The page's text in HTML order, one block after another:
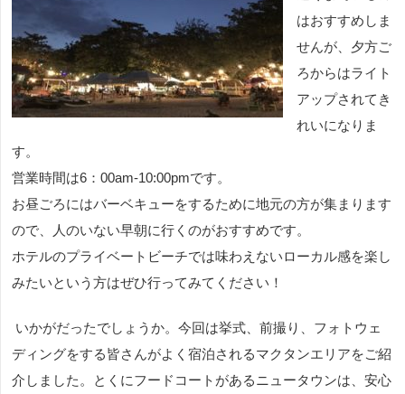
はおすすめしま
せんが、夕方ご
ろからはライト
アップされてき
れいになりま
す。
営業時間は6 ： 00am-10:00pmです。
お昼ごろにはバーベキューをするために地元の方が集まります
ので、人のいない早朝に行くのがおすすめです。
ホテルのプライベートビーチでは味わえないローカル感を楽し
みたいという方はぜひ行ってみてください！
いかがだったでしょうか。今回は挙式、前撮り、フォトウェ
ディングをする皆さんがよく宿泊されるマクタンエリアをご紹
介しました。とくにフードコートがあるニュータウンは、安心